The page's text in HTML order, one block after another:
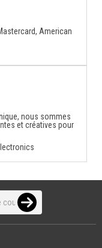
American
nous sommes
et créatives pour